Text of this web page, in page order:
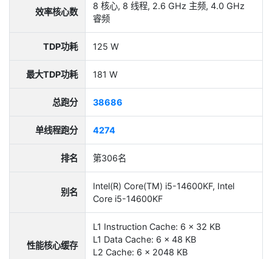
效率核心数
8 核心, 8 线程, 2.6 GHz 主频, 4.0 GHz
睿频
TDP功耗 125 W
最大TDP功耗 181 W
总跑分 38686
单线程跑分 4274
排名 第306名
别名
Intel(R) Core(TM) i5-14600KF, Intel
Core i5-14600KF
性能核心缓存
L1 Instruction Cache: 6 x 32 KB
L1 Data Cache: 6 x 48 KB
L2 Cache: 6 x 2048 KB